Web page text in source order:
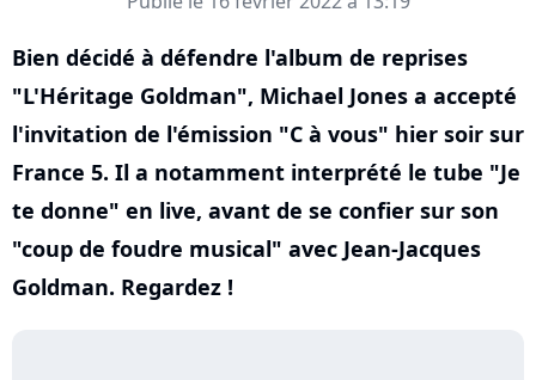
Bien décidé à défendre l'album de reprises
"L'Héritage Goldman", Michael Jones a accepté
l'invitation de l'émission "C à vous" hier soir sur
France 5. Il a notamment interprété le tube "Je
te donne" en live, avant de se confier sur son
"coup de foudre musical" avec Jean-Jacques
Goldman. Regardez !